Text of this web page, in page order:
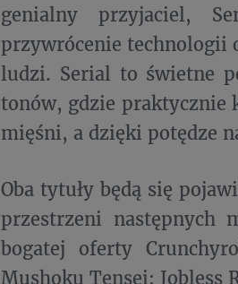
genialny przyjaciel,
przywrócenie technologii
ludzi. Serial to świetne
tonów, gdzie praktycznie
mięśni, a dzięki potędze
Oba tytuły będą się
przestrzeni następnych
bogatej oferty
Mushoku Tensei: Jobless